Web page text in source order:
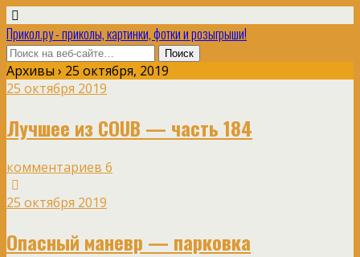
Прикол.ру - приколы, картинки, фотки и розыгрыши!
Архивы › 25 октября, 2019
25 октября 2019
Лучшее из COUB — часть 184
комментариев 6
25 октября 2019
Опасный маневр — парковка